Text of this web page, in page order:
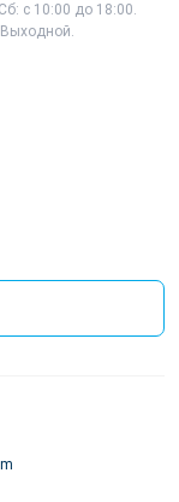
с 10:00 до 18:00.
Выходной.